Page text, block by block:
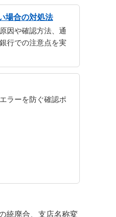
場合の対処法
因や確認方法、通
行での注意点を実
ラーを防ぐ確認ポ
統廃合、支店名称変